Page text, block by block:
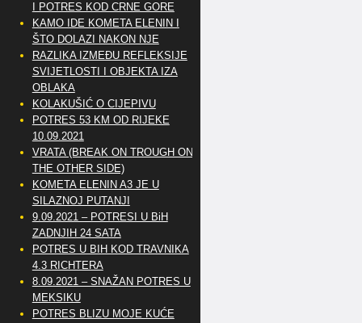
I POTRES KOD CRNE GORE
KAMO IDE KOMETA ELENIN I
ŠTO DOLAZI NAKON NJE
RAZLIKA IZMEĐU REFLEKSIJE
SVIJETLOSTI I OBJEKTA IZA
OBLAKA
KOLAKUŠIĆ O CIJEPIVU
POTRES 53 KM OD RIJEKE
10.09.2021
VRATA (BREAK ON TROUGH ON
THE OTHER SIDE)
KOMETA ELENIN A3 JE U
SILAZNOJ PUTANJI
9.09.2021 – POTRESI U BiH
ZADNJIH 24 SATA
POTRES U BIH KOD TRAVNIKA
4.3 RICHTERA
8.09.2021 – SNAŽAN POTRES U
MEKSIKU
POTRES BLIZU MOJE KUĆE